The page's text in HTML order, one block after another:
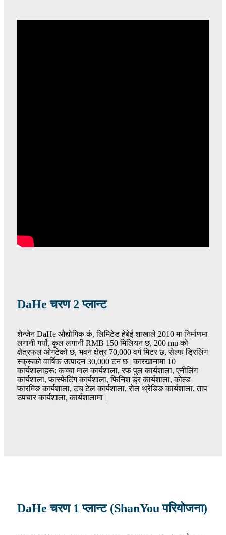
DaHe चरण 2 प्लान्ट
शेन्जेन DaHe औद्योगिक कं, लिमिटेड हेबेई शाखाले 2010 मा निर्माणमा
लगानी गर्यो, कुल लगानी RMB 150 मिलियन छ, 200 mu को
क्षेत्रफल ओगटेको छ, भवन क्षेत्र 70,000 वर्ग मिटर छ, सेल्फ ड्रिलिंग
स्क्रूको वार्षिक उत्पादन 30,000 टन छ।कारखानामा 10
कार्यशालाहरू: कच्चा माल कार्यशाला, रफ पुल कार्यशाला, एनीलिंग
कार्यशाला, फास्फेटिंग कार्यशाला, फिनिश ड्र कार्यशाला, कोल्ड
फारमिङ कार्यशाला, टच टेल कार्यशाला, रोल थ्रेडिङ कार्यशाला, ताप
उपचार कार्यशाला, कार्यशालामा।
DaHe चरण 1 प्लान्ट (ShanYou परियोजना)